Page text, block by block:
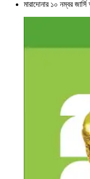
মারাদোনার ১০ নম্বর